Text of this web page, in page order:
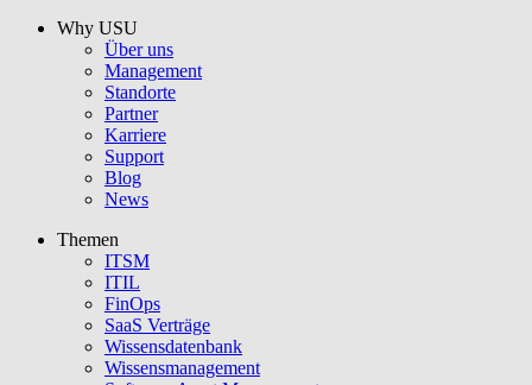
Why USU
Über uns
Management
Standorte
Partner
Karriere
Support
Blog
News
Themen
ITSM
ITIL
FinOps
SaaS Verträge
Wissensdatenbank
Wissensmanagement